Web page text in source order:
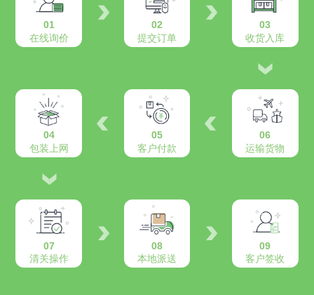
01
在线询价
02
提交订单
03
收货入库
04
包装上网
05
客户付款
06
运输货物
07
清关操作
08
本地派送
09
客户签收